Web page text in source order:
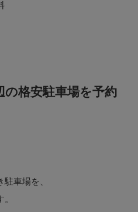
の格安駐車場を予約
車場を、